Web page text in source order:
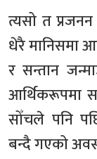
त्यसो त
धेरै मानिसमा
र सन्तान
आर्थिकरूपमा
सोँचले पनि
बन्दै गएको